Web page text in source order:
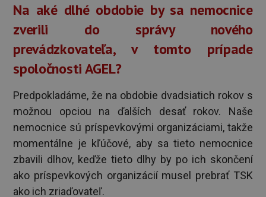
Na aké dlhé obdobie by sa nemocnice
zverili do správy nového
prevádzkovateľa, v tomto prípade
spoločnosti AGEL?
Predpokladáme, že na obdobie dvadsiatich rokov s
možnou opciou na ďalších desať rokov. Naše
nemocnice sú príspevkovými organizáciami, takže
momentálne je kľúčové, aby sa tieto nemocnice
zbavili dlhov, keďže tieto dlhy by po ich skončení
ako príspevkových organizácií musel prebrať TSK
ako ich zriaďovateľ.